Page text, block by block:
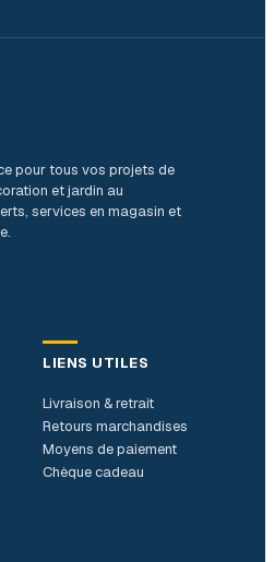
pour tous vos projets de
et jardin au
services en magasin et
LIENS UTILES
Livraison & retrait
Retours marchandises
Moyens de paiement
Chèque cadeau